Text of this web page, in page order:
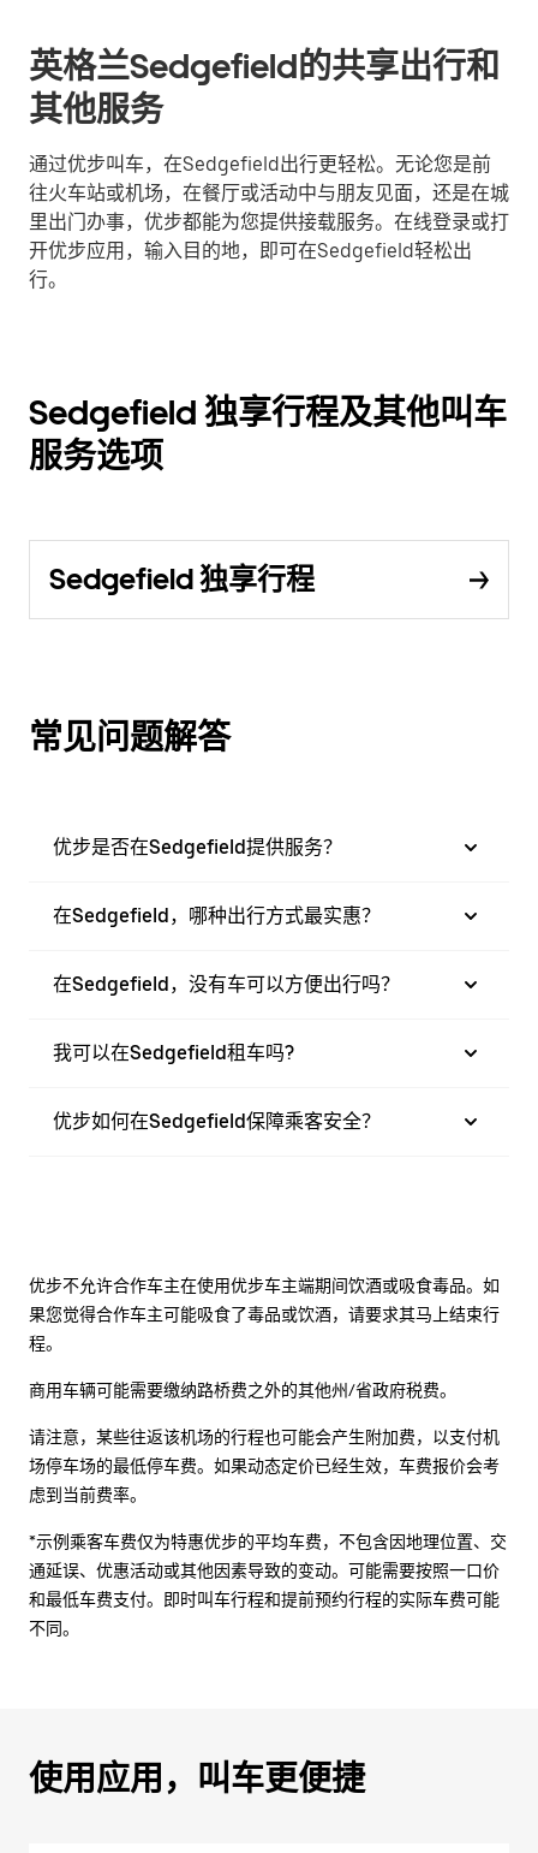
英格兰Sedgefield的共享出行和
其他服务
通过优步叫车，在Sedgefield出行更轻松。无论您是前
往火车站或机场，在餐厅或活动中与朋友见面，还是在城
里出门办事，优步都能为您提供接载服务。在线登录或打
开优步应用，输入目的地，即可在Sedgefield轻松出
行。
Sedgefield 独享行程及其他叫车
服务选项
Sedgefield 独享行程
常见问题解答
优步是否在Sedgefield提供服务？
在Sedgefield，哪种出行方式最实惠？
在Sedgefield，没有车可以方便出行吗？
我可以在Sedgefield租车吗?
优步如何在Sedgefield保障乘客安全？
优步不允许合作车主在使用优步车主端期间饮酒或吸食毒品。如
果您觉得合作车主可能吸食了毒品或饮酒，请要求其马上结束行
程。
商用车辆可能需要缴纳路桥费之外的其他州/省政府税费。
请注意，某些往返该机场的行程也可能会产生附加费，以支付机
场停车场的最低停车费。如果动态定价已经生效，车费报价会考
虑到当前费率。
*示例乘客车费仅为特惠优步的平均车费，不包含因地理位置、交
通延误、优惠活动或其他因素导致的变动。可能需要按照一口价
和最低车费支付。即时叫车行程和提前预约行程的实际车费可能
不同。
使用应用，叫车更便捷